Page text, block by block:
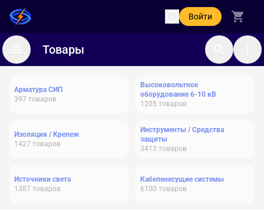
Войти
Товары
Арматура СИП
397 товаров
Высоковольтное
оборудование 6-10 кВ
1205 товаров
Изоляция / Крепеж
1427 товаров
Инструменты / Средства
защиты
3413 товаров
Источники света
1387 товаров
Кабеленесущие системы
6100 товаров